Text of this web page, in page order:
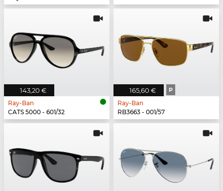
143,20 €
Ray-Ban
CATS 5000 - 601/32
165,60 € P
Ray-Ban
RB3663 - 001/57